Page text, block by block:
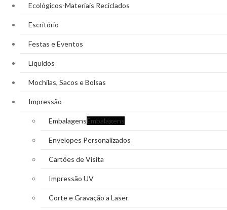
Ecológicos-Materiais Reciclados
Escritório
Festas e Eventos
Líquidos
Mochilas, Sacos e Bolsas
Impressão
EmbalagensEmbalagens
Envelopes Personalizados
Cartões de Visita
Impressão UV
Corte e Gravação a Laser